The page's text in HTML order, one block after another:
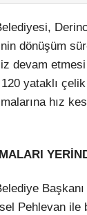
dönüşüm
devam etmesi
120 yataklı
hız
Başkanı
Pehlevan